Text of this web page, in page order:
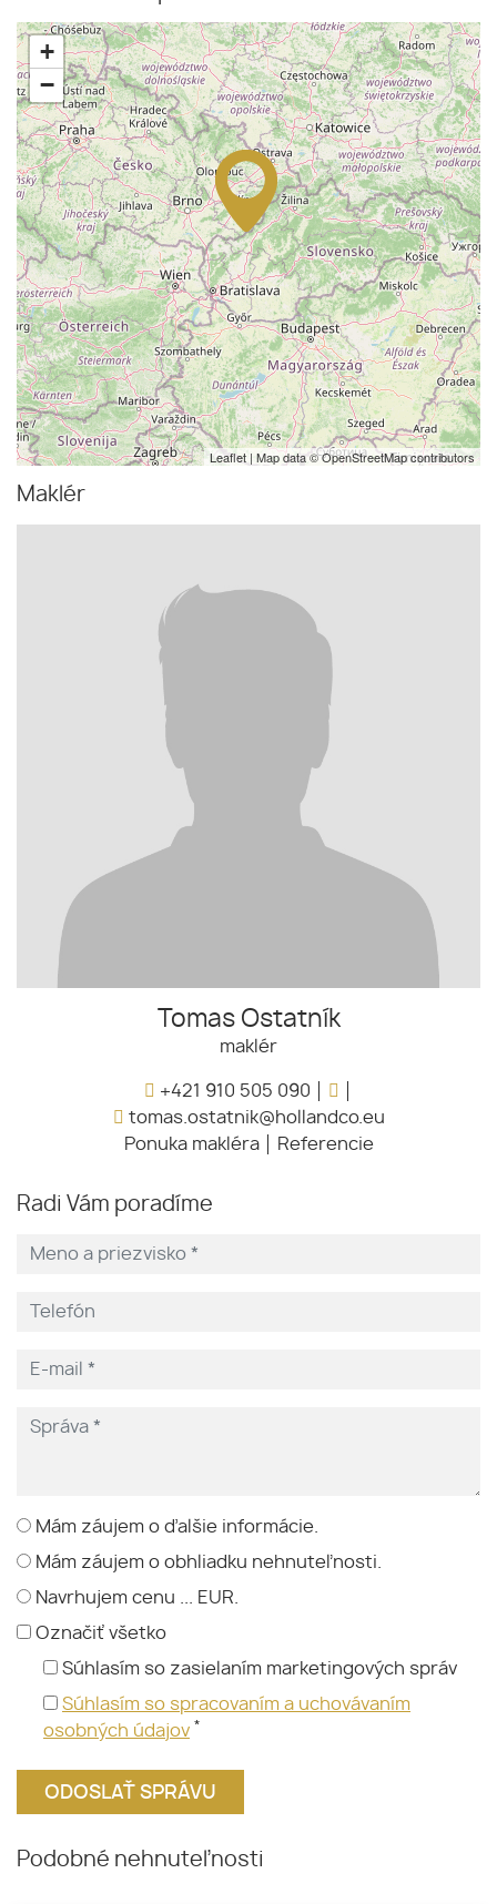
+
−
Leaflet | Map data ©OpenStreetMapcontributors
Maklér
Tomas Ostatník
maklér
+421 910 505 090
tomas.ostatnik@hollandco.eu
Ponuka makléra
Referencie
Radi Vám poradíme
Mám záujem o ďalšie informácie.
Mám záujem o obhliadku nehnuteľnosti.
Navrhujem cenu ... EUR.
Označiť všetko
Súhlasím so zasielaním marketingových správ
Súhlasím so spracovaním a uchovávaním
osobných údajov *
Podobné nehnuteľnosti